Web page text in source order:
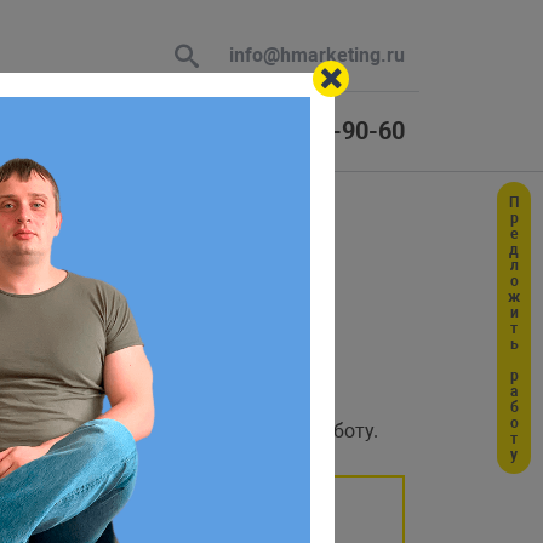
info@hmarketing.ru
+7 (925) 464-90-60
событиях и даже влиять на их работу.
поэтому если
ответ
с учетом
Предложить работу